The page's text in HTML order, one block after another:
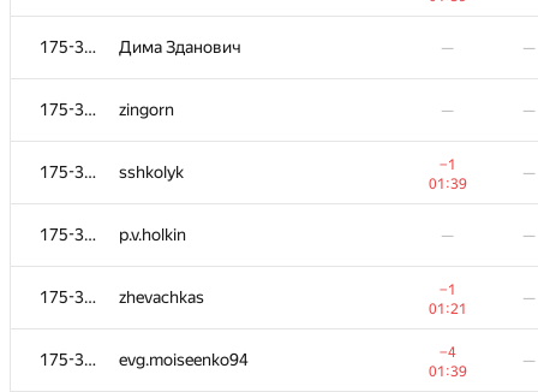
175-364 Дима Зданович — —
175-364 zingorn — —
175-364 sshkolyk
−1
01:39
—
175-364 p.v.holkin — —
175-364 zhevachkas
−1
01:21
—
175-364 evg.moiseenko94
−4
01:39
—
vy007vikas
Лена Шалашугина
01:16
kerimkocekow —
dbera
korotenkodg
−2
01:20
Smoker77777
−4
01:25